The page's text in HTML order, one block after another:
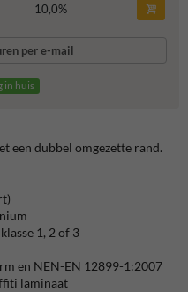
10,0%
per e-mail
in huis
een dubbel omgezette rand.
1, 2 of 3
en NEN-EN 12899-1:2007
laminaat